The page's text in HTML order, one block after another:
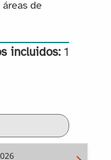
de
incluidos:1